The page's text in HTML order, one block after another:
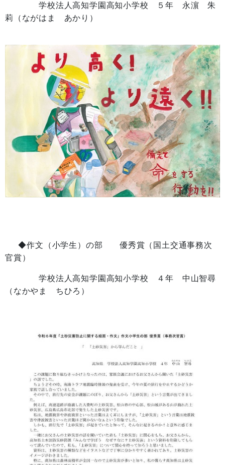
学校法人高知学園高知小学校 ５年 永濵 朱
莉（ながはま あかり）
◆作文（小学生）の部 優秀賞（国土交通事務次
官賞）
学校法人高知学園高知小学校 ４年 中山智尋
（なかやま ちひろ）